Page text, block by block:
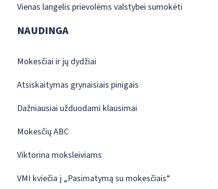
Vienas langelis prievolėms valstybei sumokėti
NAUDINGA
Mokesčiai ir jų dydžiai
Atsiskaitymas grynaisiais pinigais
Dažniausiai užduodami klausimai
Mokesčių ABC
Viktorina moksleiviams
VMI kviečia į „Pasimatymą su mokesčiais“